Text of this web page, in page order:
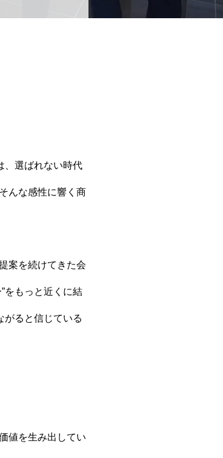
よくある質問
、選ばれない時代
んな感性に響く商
案を続けてきた会
をもっと近くに結
がると信じている
値を生み出してい